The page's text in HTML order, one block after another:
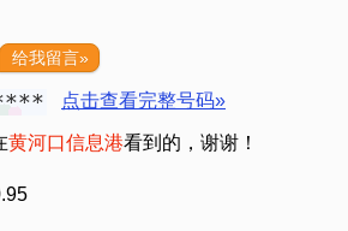
给我留言»
点击查看完整号码»
黄河口信息港看到的，谢谢！